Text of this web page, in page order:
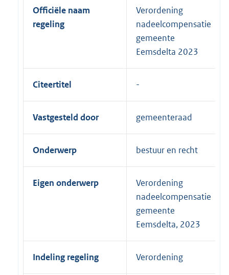
Officiële naam
regeling
Verordening
nadeelcompensatie
gemeente
Eemsdelta 2023
Citeertitel
Vastgesteld door gemeenteraad
Onderwerp bestuur en recht
Eigen onderwerp
Verordening
nadeelcompensatie
gemeente
Eemsdelta, 2023
Indeling regeling Verordening